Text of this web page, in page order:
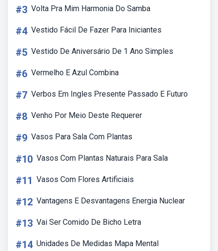
#3 Volta Pra Mim Harmonia Do Samba
#4 Vestido Fácil De Fazer Para Iniciantes
#5 Vestido De Aniversário De 1 Ano Simples
#6 Vermelho E Azul Combina
#7 Verbos Em Ingles Presente Passado E Futuro
#8 Venho Por Meio Deste Requerer
#9 Vasos Para Sala Com Plantas
#10 Vasos Com Plantas Naturais Para Sala
#11 Vasos Com Flores Artificiais
#12 Vantagens E Desvantagens Energia Nuclear
#13 Vai Ser Comido De Bicho Letra
#14 Unidades De Medidas Mapa Mental